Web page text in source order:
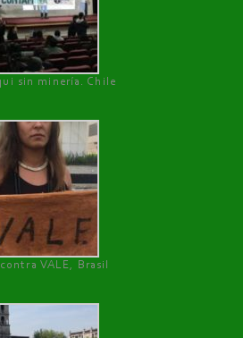
sin minería. Chile
VALE, Brasil